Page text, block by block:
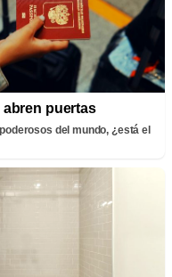
abren puertas
del mundo, ¿está el